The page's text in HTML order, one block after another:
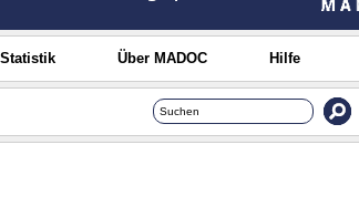
Statistik Über MADOC Hilfe